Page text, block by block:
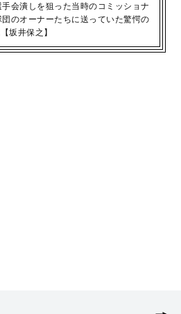
会潰しを狙った当時のコミッショナ
のオーナーたちに送っていた驚愕の
坂井保之】